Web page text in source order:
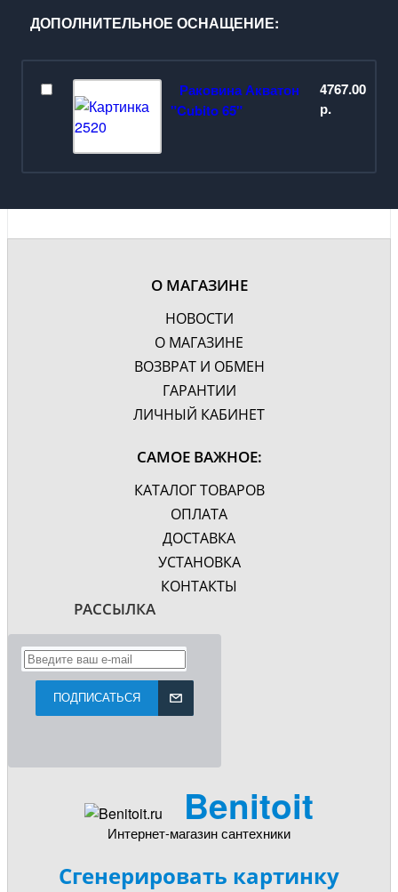
Глубина, см
Материал корпуса
Фурнитура Хром
Дополнительно
ДОПОЛНИТЕЛЬНОЕ ОСНАЩЕНИЕ:
Раковина Акватон
"Cubito 65"
4767.00
р.
О МАГАЗИНЕ
НОВОСТИ
О МАГАЗИНЕ
ВОЗВРАТ И ОБМЕН
ГАРАНТИИ
ЛИЧНЫЙ КАБИНЕТ
САМОЕ ВАЖНОЕ:
КАТАЛОГ ТОВАРОВ
ОПЛАТА
ДОСТАВКА
УСТАНОВКА
КОНТАКТЫ
РАССЫЛКА
ПОДПИСАТЬСЯ
Benitoit
Интернет-магазин сантехники
Сгенерировать картинку